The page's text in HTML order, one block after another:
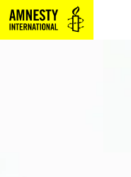
Sla navigatie over